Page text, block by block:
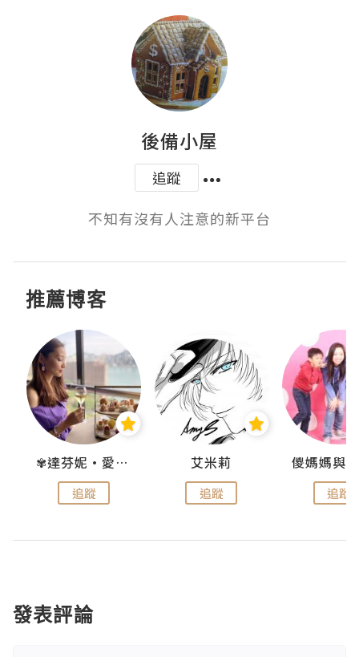
後備小屋
追蹤
不知有沒有人注意的新平台
推薦博客
✾達芬妮•愛孩子•愛生活✾
追蹤
艾米莉
追蹤 追蹤
發表評論